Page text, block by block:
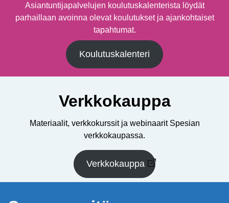
Asiantuntijapalvelujen koulutuskalenterista löydät
parhaillaan avoinna olevat koulutukset ja ajankohtaiset
tapahtumat.
Koulutuskalenteri
Verkkokauppa
Materiaalit, verkkokurssit ja webinaarit Spesian
verkkokaupassa.
Verkkokauppa Avautuu uuteen